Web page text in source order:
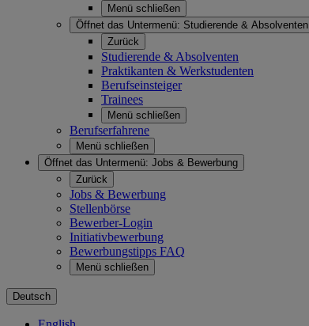
Menü schließen
Öffnet das Untermenü: Studierende & Absolventen
Zurück
Studierende & Absolventen
Praktikanten & Werkstudenten
Berufseinsteiger
Trainees
Menü schließen
Berufserfahrene
Menü schließen
Öffnet das Untermenü: Jobs & Bewerbung
Zurück
Jobs & Bewerbung
Stellenbörse
Bewerber-Login
Initiativbewerbung
Bewerbungstipps FAQ
Menü schließen
Deutsch